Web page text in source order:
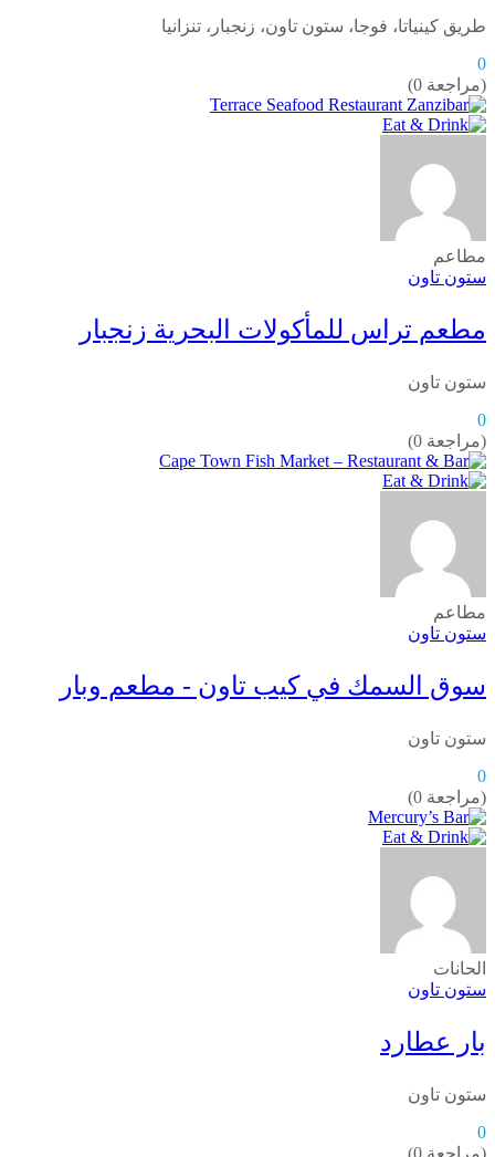
طريق كينياتا، فوجا، ستون تاون، زنجبار، تنزانيا
0
(مراجعة 0)
مطاعم
ستون تاون
مطعم تراس للمأكولات البحرية زنجبار
ستون تاون
0
(مراجعة 0)
مطاعم
ستون تاون
سوق السمك في كيب تاون - مطعم وبار
ستون تاون
0
(مراجعة 0)
الحانات
ستون تاون
بار عطارد
ستون تاون
0
(مراجعة 0)